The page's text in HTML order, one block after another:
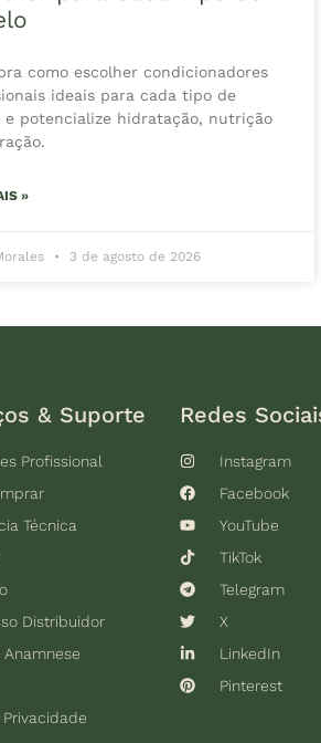
como escolher condicionadores
ideais para cada tipo de
e potencialize hidratação, nutrição
»
3 de agosto de 2026
& Suporte
Profissional
Técnica
Distribuidor
Anamnese
Redes
Instagram
Facebook
YouTube
TikTok
Telegram
X
LinkedIn
Pinterest